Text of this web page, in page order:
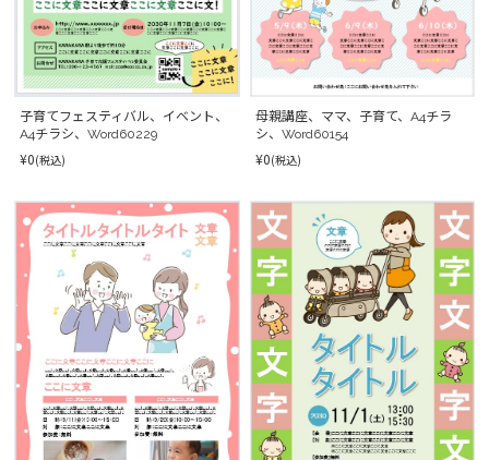
子育てフェスティバル、イベント、
A4チラシ、Word60229
¥0(税込)
母親講座、ママ、子育て、A4チラ
シ、Word60154
¥0(税込)